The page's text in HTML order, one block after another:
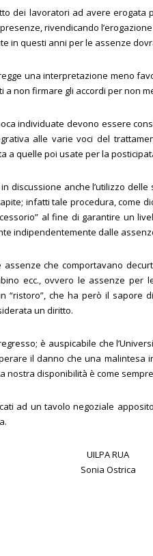
dei lavoratori ad avere
rivendicando
in questi anni per le assenze
una interpretazione meno
non firmare gli accordi per non
individuate devono essere
alle varie voci del
a quelle poi usate per la
discussione anche l’utilizzo
infatti tale procedura, come
al fine di garantire un
indipendentemente dalle
assenze che comportavano
ecc., ovvero le assenze per
“ristoro”, che ha però il sapore
un diritto.
è auspicabile che
il danno che una malintesa
nostra disponibilità è come
ad un tavolo negoziale
UILPA RUA
Sonia Ostrica